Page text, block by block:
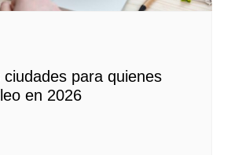
para quienes
en 2026